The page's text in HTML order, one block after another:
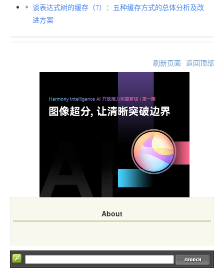
谈表达式树的缓存（7）：五种缓存方式的总体分析及改
进方案
刷新页面 返回顶部
About